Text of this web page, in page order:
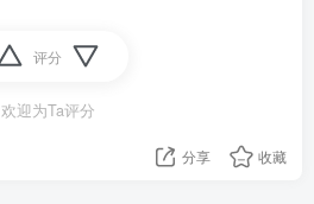
评分
欢迎为Ta评分
分享 收藏